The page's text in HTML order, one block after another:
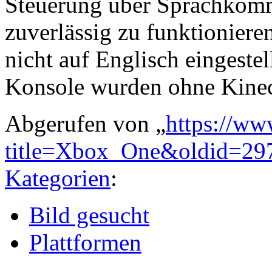
zuverlässig zu
nicht auf Englisch
Konsole wurden ohne
Abgerufen von „https://
Kategorien:
Bild gesucht
Plattformen